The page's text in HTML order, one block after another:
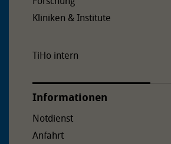
Kliniken & Institute
TiHo intern
Informationen
Notdienst
Anfahrt